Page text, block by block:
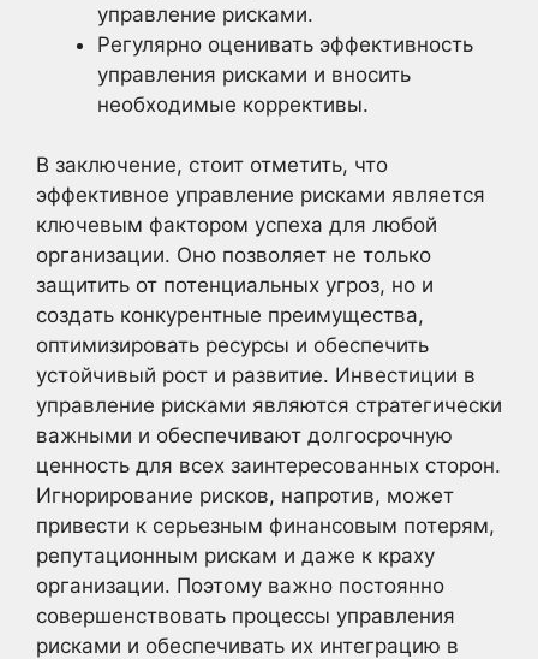
управление рисками.
Регулярно оценивать эффективность
управления рисками и вносить
необходимые коррективы.
В заключение, стоит отметить, что
эффективное управление рисками является
ключевым фактором успеха для любой
организации. Оно позволяет не только
защитить от потенциальных угроз, но и
создать конкурентные преимущества,
оптимизировать ресурсы и обеспечить
устойчивый рост и развитие. Инвестиции в
управление рисками являются стратегически
важными и обеспечивают долгосрочную
ценность для всех заинтересованных сторон.
Игнорирование рисков, напротив, может
привести к серьезным финансовым потерям,
репутационным рискам и даже к краху
организации. Поэтому важно постоянно
совершенствовать процессы управления
рисками и обеспечивать их интеграцию в